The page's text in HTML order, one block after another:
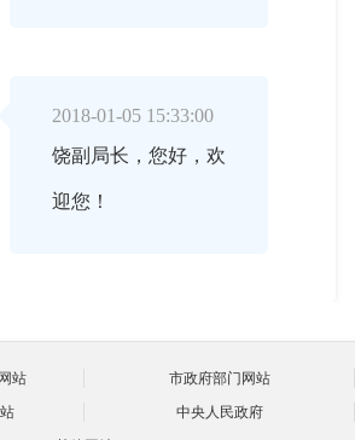
2018-01-05 15:33:00
饶副局长，您好，欢
迎您！
2018-01-05 15:33:00
主持人好，各位网友
站
市政府部门网站
中央人民政府